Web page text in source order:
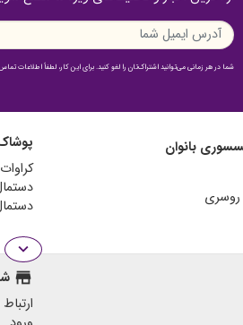
شما در هر زمانی می‌توانید اشتراک‌تان را لغو کنید. برای این کار، لطفاً اطلاعات
بانوان
کراوات
expand_more
store